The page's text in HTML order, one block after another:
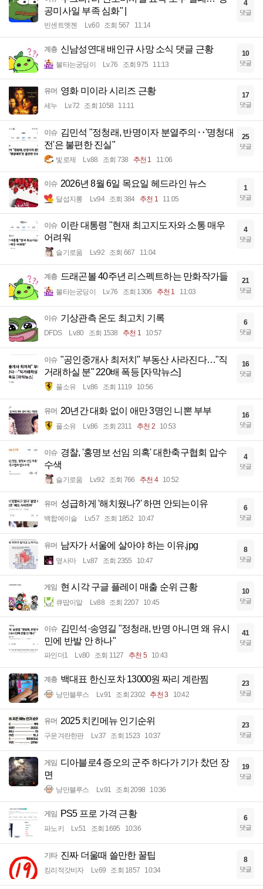
공미사일 부족 심화" |
빈센트멧젠 Lv.60 조회 567 11:14
4
댓글
계층 신남성연대 배인규 사망 소식 댓글 근황
불타는궁딩이 Lv.76 조회 975 11:13
10
댓글
유머 영화 미이라 시리즈 근황
세누 Lv.72 조회 1058 11:11
17
댓글
이슈 김민석 "정청래, 반명이자 분열주의‥'명청대
전'은 불편한 진실"
빛로제 Lv.88 조회 738 추천 1 11:06
25
댓글
이슈 2026년 8월 6일 목요일 헤드라인 뉴스
달섭지롱 Lv.94 조회 384 추천 1 11:05
1
댓글
이슈 이란 대통령 "현재 최고지도자와 소통 매우
어려워
슬기로움 Lv.92 조회 667 11:04
4
댓글
계층 드래곤볼 40주년 리스펙트하는 만화작가들
불타는궁딩이 Lv.76 조회 1306 추천 1 11:03
21
댓글
이슈 기상관측 온도 최고치 기록
DFDS Lv.80 조회 1538 추천 1 10:57
6
댓글
이슈 "공인중개사 최저치" 부동산 사라진다…"직
거래하실 분" 220배 폭등 [자막뉴스]
풀소유 Lv.86 조회 1119 10:56
16
댓글
유머 20년간 대화 없이 애만 3명인 니뽄 부부
풀소유 Lv.86 조회 2311 추천 2 10:53
16
댓글
이슈 경찰, '홍명보 선임 의혹' 대한축구협회 압수
수색
슬기로움 Lv.92 조회 766 추천 4 10:52
4
댓글
유머 성급하게 '해치웠나?' 하면 안되는이유
백합에이슬 Lv.57 조회 1852 10:47
6
댓글
유머 남자가 서울에 살아야 하는 이유.jpg
옆사마 Lv.87 조회 2355 10:47
8
댓글
게임 현 시각 구글 플레이 매출 순위 근황
큐땁이알 Lv.88 조회 2207 10:45
10
댓글
이슈 김민석·송영길 "정청래, 반명 아니면 왜 유시
민에 반발 안 하나"
파인더1 Lv.80 조회 1127 추천 5 10:43
41
댓글
계층 백대표 한신포차 13000원 짜리 계란찜
낭만블루스 Lv.91 조회 2302 추천 3 10:42
23
댓글
유머 2025 치킨메뉴 인기순위
구운겨란한판 Lv.37 조회 1523 10:37
23
댓글
게임 디아블로4 증오의 군주 하다가 기가 찼던 장
면
낭만블루스 Lv.91 조회 2098 10:36
19
댓글
게임 PS5 프로 가격 근황
파노키 Lv.51 조회 1695 10:36
6
댓글
기타 진짜 더울때 쓸만한 꿀팁
킹리적갓비자 Lv.69 조회 1857 10:34
8
댓글